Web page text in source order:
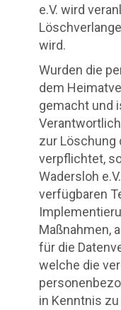
e.V. wird
wird.
Wurden die
dem
gemacht und
zur Löschung
verpflichtet,
Wadersloh
verfügbaren
Maßnahmen,
für die
welche die
in Kenntnis